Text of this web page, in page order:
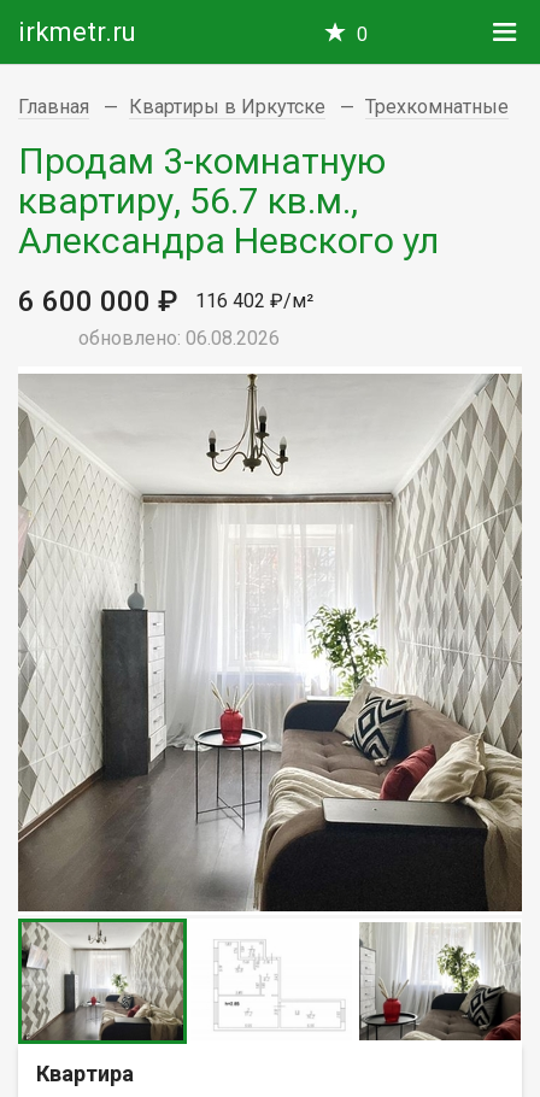
irkmetr.ru 0
Главная Квартиры в Иркутске Трехкомнатные
Продам 3-комнатную
квартиру, 56.7 кв.м.,
Александра Невского ул
6 600 000 ₽
116 402 ₽/м²
обновлено: 06.08.2026
Квартира